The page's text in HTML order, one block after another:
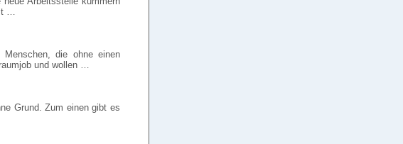
…
die ohne einen
und wollen …
Grund. Zum einen gibt es